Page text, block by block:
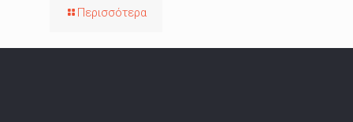
Περισσότερα